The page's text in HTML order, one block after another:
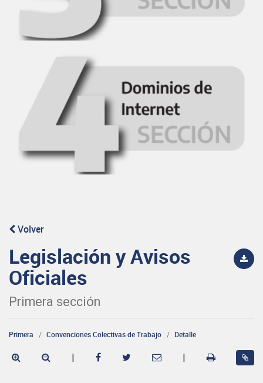
Volver
Legislación y Avisos
Oficiales
Primera sección
Primera Convenciones Colectivas de Trabajo Detalle
| |